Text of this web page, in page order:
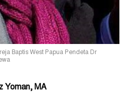
Baptis West Papua Pendeta Dr
Yoman, MA